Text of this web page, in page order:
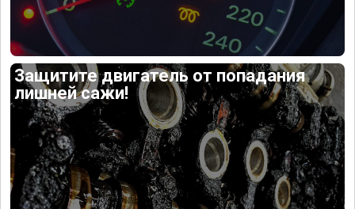
Защитите двигатель от попадания
лишней сажи!